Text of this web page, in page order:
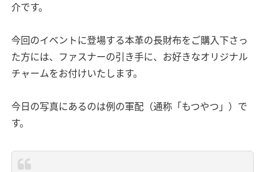
介です。
今回のイベントに登場する本革の長財布をご購入下さっ
た方には、ファスナーの引き手に、お好きなオリジナル
チャームをお付けいたします。
今日の写真にあるのは例の軍配（通称「もつやつ」）で
す。